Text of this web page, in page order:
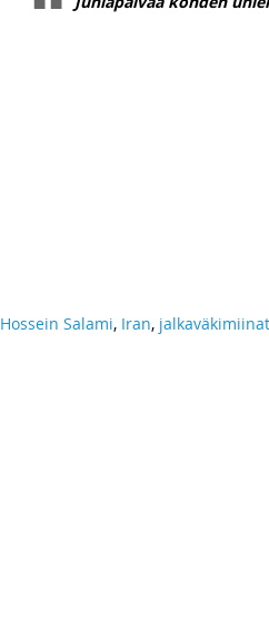
Hossein Salami, Iran, jalkaväkimiinat